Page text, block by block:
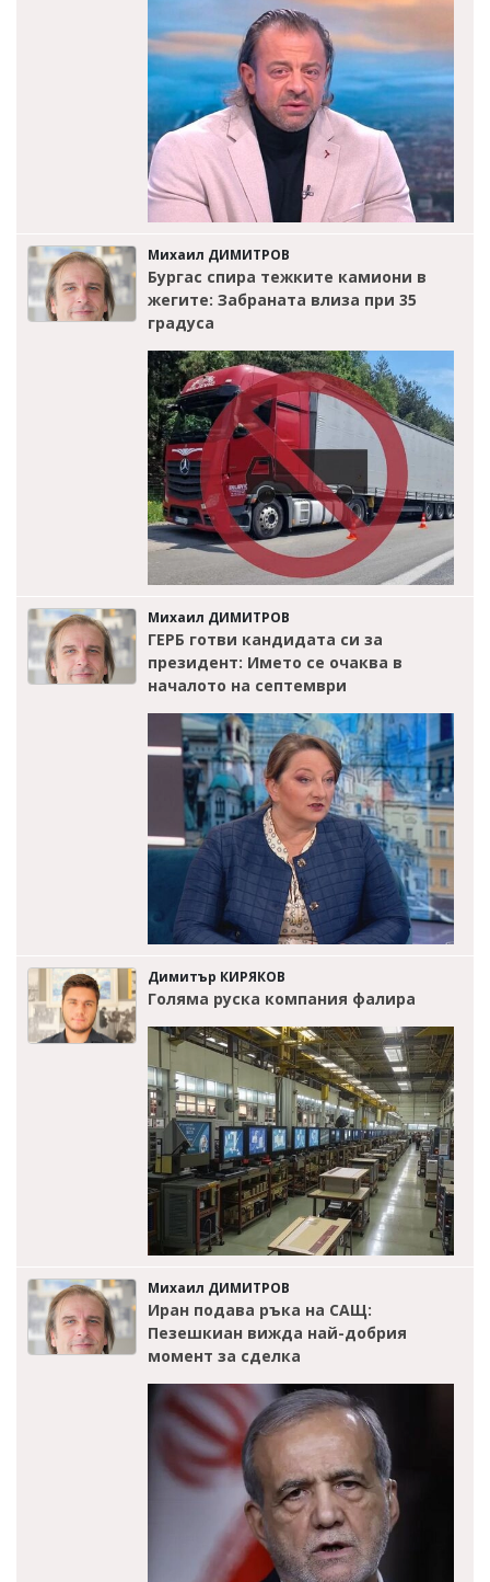
Михаил ДИМИТРОВ
Бургас спира тежките камиони в
жегите: Забраната влиза при 35
градуса
Михаил ДИМИТРОВ
ГЕРБ готви кандидата си за
президент: Името се очаква в
началото на септември
Димитър КИРЯКОВ
Голяма руска компания фалира
Михаил ДИМИТРОВ
Иран подава ръка на САЩ:
Пезешкиан вижда най-добрия
момент за сделка